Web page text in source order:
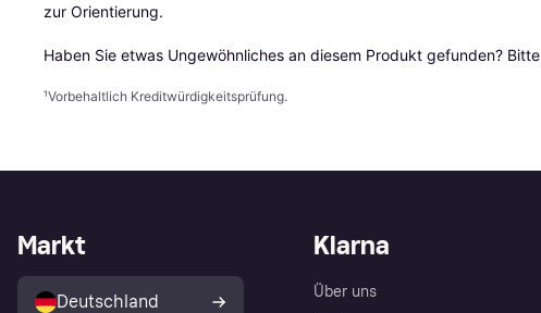
zur Orientierung.
Haben Sie etwas Ungewöhnliches an diesem Produkt gefunden? Bitte
¹Vorbehaltlich Kreditwürdigkeitsprüfung.
Klarna
Über uns
Markt
Deutschland